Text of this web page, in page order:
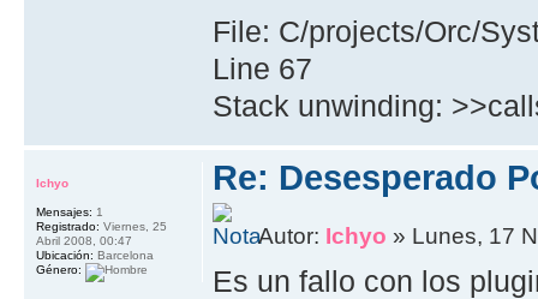
File: C/projects/Orc/
Line 67
Stack unwinding:
Re: Desesperado
Autor: Ichyo » Lunes, 17
Es un fallo con los
Ichyo
Mensajes: 1
Registrado: Viernes, 25
Abril 2008, 00:47
Ubicación: Barcelona
Género: